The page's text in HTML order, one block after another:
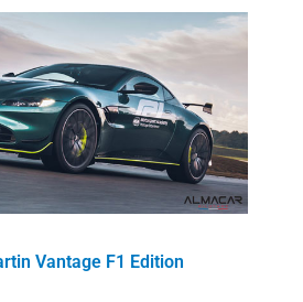
Vantage F1 Edition